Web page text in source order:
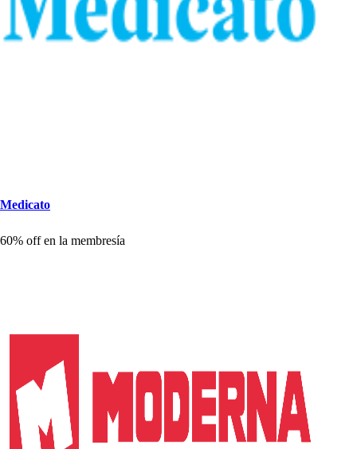
Medicato
60% off en la membresía